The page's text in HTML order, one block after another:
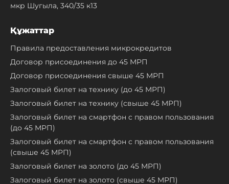
мкр Шугыла, 340/35 к13
Құжаттар
Правила предоставления микрокредитов
Договор присоединения до 45 МРП
Договор присоединения свыше 45 МРП
Залоговый билет на технику (до 45 МРП)
Залоговый билет на технику (свыше 45 МРП)
Залоговый билет на смартфон с правом пользования
(до 45 МРП)
Залоговый билет на смартфон с правом пользования
(свыше 45 МРП)
Залоговый билет на золото (до 45 МРП)
Залоговый билет на золото (свыше 45 МРП)